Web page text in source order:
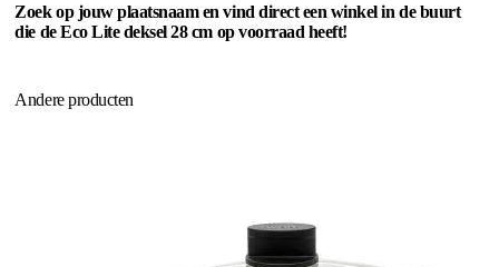
Zoek op jouw plaatsnaam en vind direct een winkel in de buurt
die de Eco Lite deksel 28 cm op voorraad heeft!
Andere producten